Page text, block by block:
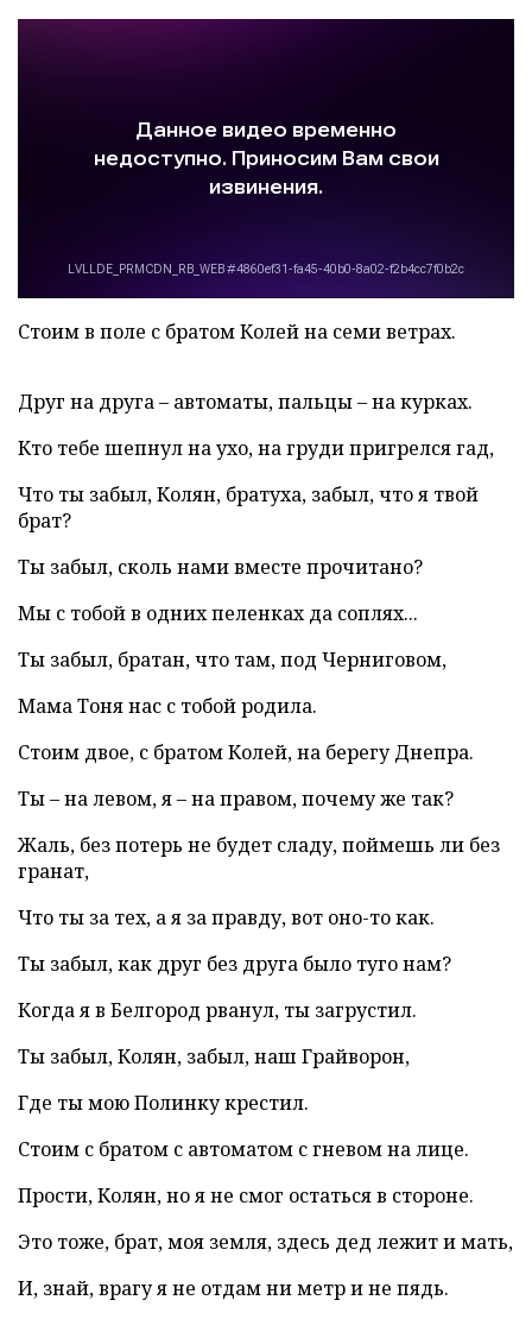
Стоим в поле с братом Колей на семи ветрах.
Друг на друга – автоматы, пальцы – на курках.
Кто тебе шепнул на ухо, на груди пригрелся гад,
Что ты забыл, Колян, братуха, забыл, что я твой
брат?
Ты забыл, сколь нами вместе прочитано?
Мы с тобой в одних пеленках да соплях...
Ты забыл, братан, что там, под Черниговом,
Мама Тоня нас с тобой родила.
Стоим двое, с братом Колей, на берегу Днепра.
Ты – на левом, я – на правом, почему же так?
Жаль, без потерь не будет сладу, поймешь ли без
гранат,
Что ты за тех, а я за правду, вот оно-то как.
Ты забыл, как друг без друга было туго нам?
Когда я в Белгород рванул, ты загрустил.
Ты забыл, Колян, забыл, наш Грайворон,
Где ты мою Полинку крестил.
Стоим с братом с автоматом с гневом на лице.
Прости, Колян, но я не смог остаться в стороне.
Это тоже, брат, моя земля, здесь дед лежит и мать,
И, знай, врагу я не отдам ни метр и не пядь.